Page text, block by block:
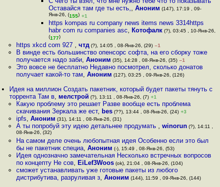
Оставайся там где ты есть,,Аноним (147), 17:19 , 09-
Янв-26, (155) +1
https kompas ru company news items news 3314https
habr com ru companies asc, Котофалк (?), 03:45 , 10-Янв-26,
(177)
https xkcd com 927 , чтд(?), 14:05 , 08-Янв-26, (29) –1
В винде есть большинство опенсорс софта, на его сборку тоже
получается надо заби, Аноним (35), 14:28 , 08-Янв-26, (35) –1
Это вовсе не бесплатно Недавно посмотрел, сколько донатов
получает какой-то там, Аноним (127), 03:25 , 09-Янв-26, (126)
Идея на миллион Создать пакетник, который будет пакеты тянуть с
торрента Там в, мелстрой (?), 13:11 , 08-Янв-26, (7) +1
Какую проблему это решает Разве вообще есть проблема
скачивания Зеркала же ест, bes(??), 13:44 , 08-Янв-26, (24) +3
ipfs, Аноним (31), 14:11 , 08-Янв-26, (31)
А ты попробуй эту идею детальнее продумать , winorun(?), 14:11 ,
08-Янв-26, (32)
На самом деле очень любопытная идея Особенно если это был
бы не пакетник специа, Аноним (-), 15:49 , 08-Янв-26, (53)
Идея однозначно замечательная Несколько встречных вопросов
по концепту Не сов, EiLef3Woos(ok), 21:04 , 08-Янв-26, (104)
сможет устанавливать уже готовые пакеты из любого
дистрибутива, разруливая з, Аноним (144), 11:59 , 09-Янв-26, (144)